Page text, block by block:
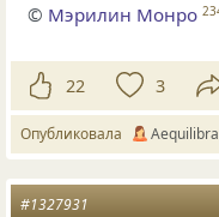
© Мэрилин Монро
22 3
Опубликовала Aequilibra
#1327931